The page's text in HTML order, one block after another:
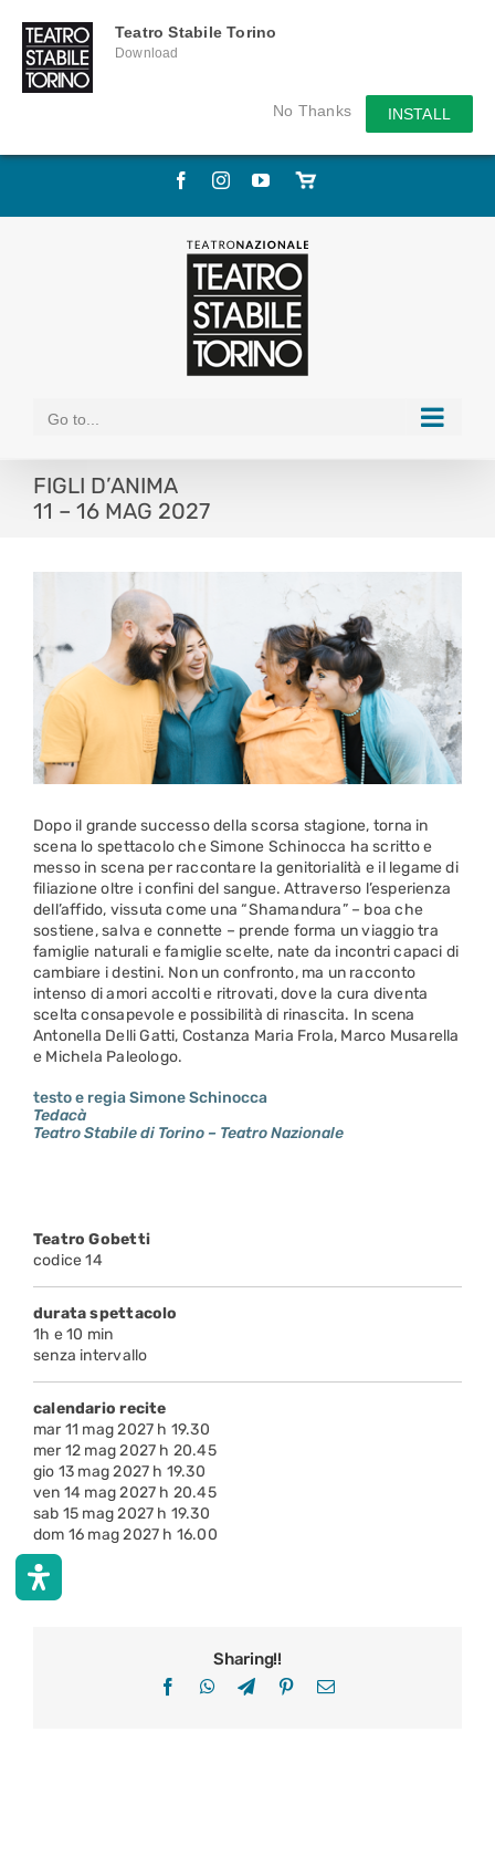
Teatro Stabile Torino
Download
No Thanks INSTALL
Skip
FacebookInstagramYouTube
Store
Go to...
FIGLI D’ANIMA
11 – 16 MAG 2027
Dopo il grande successo della scorsa stagione, torna in
scena lo spettacolo che Simone Schinocca ha scritto e
messo in scena per raccontare la genitorialità e il legame di
filiazione oltre i confini del sangue. Attraverso l’esperienza
dell’affido, vissuta come una “Shamandura” – boa che
sostiene, salva e connette – prende forma un viaggio tra
famiglie naturali e famiglie scelte, nate da incontri capaci di
cambiare i destini. Non un confronto, ma un racconto
intenso di amori accolti e ritrovati, dove la cura diventa
scelta consapevole e possibilità di rinascita. In scena
Antonella Delli Gatti, Costanza Maria Frola, Marco Musarella
e Michela Paleologo.
testo e regia Simone Schinocca
Tedacà
Teatro Stabile di Torino – Teatro Nazionale
Teatro Gobetti
codice 14
durata spettacolo
1h e 10 min
senza intervallo
calendario recite
mar 11 mag 2027 h 19.30
mer 12 mag 2027 h 20.45
gio 13 mag 2027 h 19.30
ven 14 mag 2027 h 20.45
sab 15 mag 2027 h 19.30
dom 16 mag 2027 h 16.00
Sharing!!
FacebookWhatsApp
TelegramPinterestEmail